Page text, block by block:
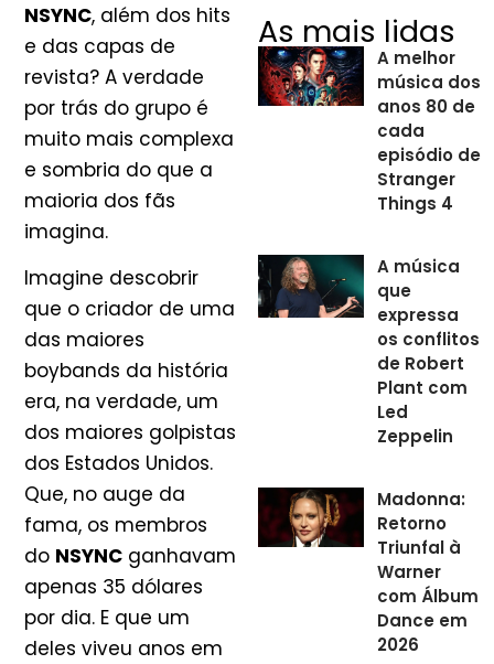
NSYNC, além dos hits
e das capas de
revista? A verdade
por trás do grupo é
muito mais complexa
e sombria do que a
maioria dos fãs
imagina.
Imagine descobrir
que o criador de uma
das maiores
boybands da história
era, na verdade, um
dos maiores golpistas
dos Estados Unidos.
Que, no auge da
fama, os membros
do NSYNC ganhavam
apenas 35 dólares
por dia. E que um
deles viveu anos em
As mais lidas
A melhor
música dos
anos 80 de
cada
episódio de
Stranger
Things 4
A música
que
expressa
os conflitos
de Robert
Plant com
Led
Zeppelin
Madonna:
Retorno
Triunfal à
Warner
com Álbum
Dance em
2026